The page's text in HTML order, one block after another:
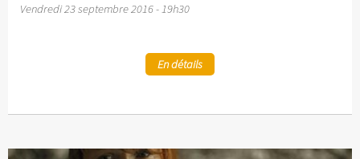
Vendredi 23 septembre 2016 - 19h30
En détails